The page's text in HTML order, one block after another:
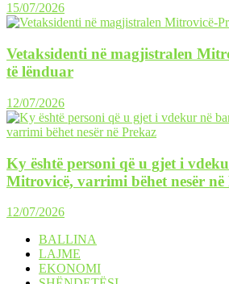
15/07/2026
Vetaksidenti në magjistralen
të lënduar
12/07/2026
Ky është personi që u gjet i
Mitrovicë, varrimi bëhet nesër në
12/07/2026
BALLINA
LAJME
EKONOMI